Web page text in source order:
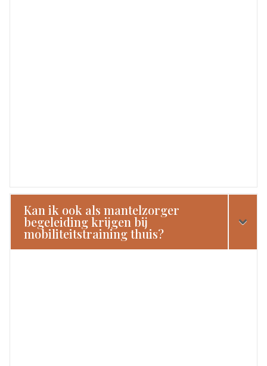
Kan ik ook als mantelzorger
begeleiding krijgen bij
mobiliteitstraining thuis?